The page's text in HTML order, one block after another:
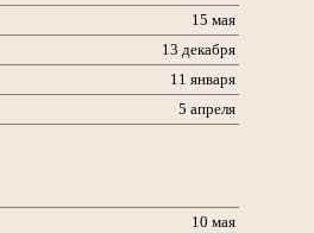
15 мая
13 декабря
11 января
5 апреля
10 мая